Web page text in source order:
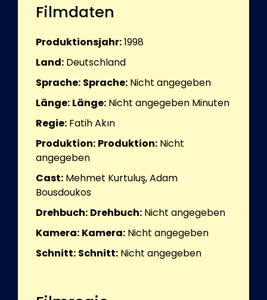
Filmdaten
Produktionsjahr:1998
Land: Deutschland
Sprache: Sprache: Nicht angegeben
Länge: Länge: Nicht angegeben Minuten
Regie: Fatih Akın
Produktion: Produktion: Nicht
angegeben
Cast: Mehmet Kurtuluş, Adam
Bousdoukos
Drehbuch: Drehbuch: Nicht angegeben
Kamera: Kamera: Nicht angegeben
Schnitt: Schnitt: Nicht angegeben